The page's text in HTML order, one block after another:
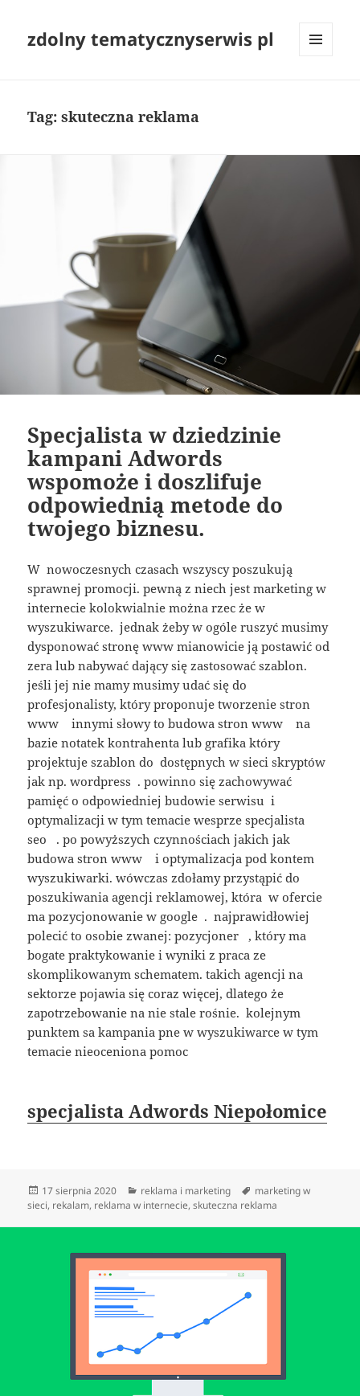
zdolny tematycznyserwis pl
Tag:skuteczna reklama
Specjalista w dziedzinie
kampani Adwords
wspomoże i doszlifuje
odpowiednią metode do
twojego biznesu.
W nowoczesnych czasach wszyscy poszukują
sprawnej promocji. pewną z niech jest marketing w
internecie kolokwialnie można rzec że w
wyszukiwarce. jednak żeby w ogóle ruszyć musimy
dysponować stronę www mianowicie ją postawić od
zera lub nabywać dający się zastosować szablon.
jeśli jej nie mamy musimy udać się do
profesjonalisty, który proponuje tworzenie stron
www innymi słowy to budowa stron www na
bazie notatek kontrahenta lub grafika który
projektuje szablon do dostępnych w sieci skryptów
jak np. wordpress . powinno się zachowywać
pamięć o odpowiedniej budowie serwisu i
optymalizacji w tym temacie wesprze specjalista
seo . po powyższych czynnościach jakich jak
budowa stron www i optymalizacja pod kontem
wyszukiwarki. wówczas zdołamy przystąpić do
poszukiwania agencji reklamowej, która w ofercie
ma pozycjonowanie w google . najprawidłowiej
polecić to osobie zwanej: pozycjoner , który ma
bogate praktykowanie i wyniki z praca ze
skomplikowanym schematem. takich agencji na
sektorze pojawia się coraz więcej, dlatego że
zapotrzebowanie na nie stale rośnie. kolejnym
punktem sa kampania pne w wyszukiwarce w tym
temacie nieoceniona pomoc
specjalista Adwords Niepołomice
Data
publikacji
17 sierpnia 2020 Kategorie
reklama i marketing Tagi
marketing w
sieci, rekalam, reklama w internecie,skuteczna reklama